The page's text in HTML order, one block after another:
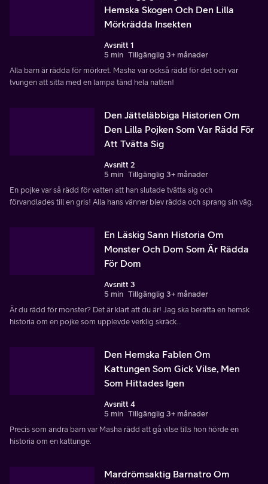
Hemska Skogen Och Den Lilla
Mörkrädda Insekten
Avsnitt 1
5 min Tillgänglig 3+ månader
Alla barn är rädda för mörkret. Masha var också rädd för det och var
tvungen att sitta med en lampa tänd hela natten!
Den Jätteläbbiga Historien Om
Den Lilla Pojken Som Var Rädd För
Att Tvätta Sig
Avsnitt 2
5 min Tillgänglig 3+ månader
En pojke var så rädd för vatten att han slutade tvätta sig och
förvandlades till en gris! Alla hans vänner blev rädda och sprang sin väg.
En Läskig Sann Historia Om
Monster Och Dom Som Är Rädda
För Dom
Avsnitt 3
5 min Tillgänglig 3+ månader
Är du rädd för monster? Det är klart att du är! Jag ska berätta en hemsk
historia om en pojke som upplevde verklig skräck...
Den Hemska Fablen Om
Kattungen Som Gick Vilse, Men
Som Hittades Igen
Avsnitt 4
5 min Tillgänglig 3+ månader
Precis som andra barn var Masha rädd att gå vilse tills hon hörde en
historia om en kattunge.
Mardrömsaktig Barnatro Om